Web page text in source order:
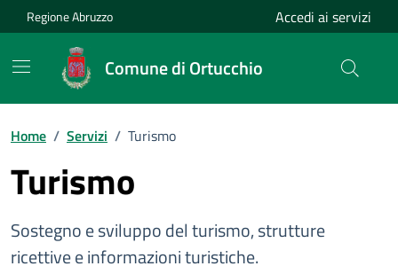
Vai ai contenuti
Vai al footer
Regione Abruzzo Accedi ai servizi
Comune di Ortucchio
Home / Servizi / Turismo
Turismo
Sostegno e sviluppo del turismo, strutture
ricettive e informazioni turistiche.